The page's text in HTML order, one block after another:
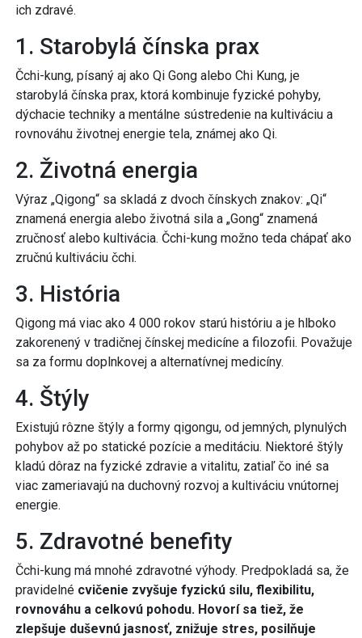
ich zdravé.
1. Starobylá čínska prax
Čchi-kung, písaný aj ako Qi Gong alebo Chi Kung, je
starobylá čínska prax, ktorá kombinuje fyzické pohyby,
dýchacie techniky a mentálne sústredenie na kultiváciu a
rovnováhu životnej energie tela, známej ako Qi.
2. Životná energia
Výraz „Qigong“ sa skladá z dvoch čínskych znakov: „Qi“
znamená energia alebo životná sila a „Gong“ znamená
zručnosť alebo kultivácia. Čchi-kung možno teda chápať ako
zručnú kultiváciu čchi.
3. História
Qigong má viac ako 4 000 rokov starú históriu a je hlboko
zakorenený v tradičnej čínskej medicíne a filozofii. Považuje
sa za formu doplnkovej a alternatívnej medicíny.
4. Štýly
Existujú rôzne štýly a formy qigongu, od jemných, plynulých
pohybov až po statické pozície a meditáciu. Niektoré štýly
kladú dôraz na fyzické zdravie a vitalitu, zatiaľ čo iné sa
viac zameriavajú na duchovný rozvoj a kultiváciu vnútornej
energie.
5. Zdravotné benefity
Čchi-kung má mnohé zdravotné výhody. Predpokladá sa, že
pravidelné cvičenie zvyšuje fyzickú silu, flexibilitu,
rovnováhu a celkovú pohodu. Hovorí sa tiež, že
zlepšuje duševnú jasnosť, znižuje stres, posilňuje